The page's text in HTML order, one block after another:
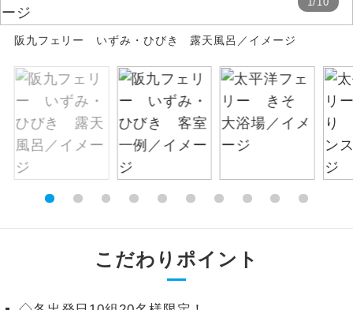
阪九フェリー いずみ・ひびき 露天風呂／イメージ
こだわりポイント
温泉地にも宿泊するコースです。
露天風呂
す。
大浴場 ご宿泊ホテルに大浴場が付いています。
全てのお食事が付いていますので、お食
事の心配はいりません。（機内食を除
お部屋食